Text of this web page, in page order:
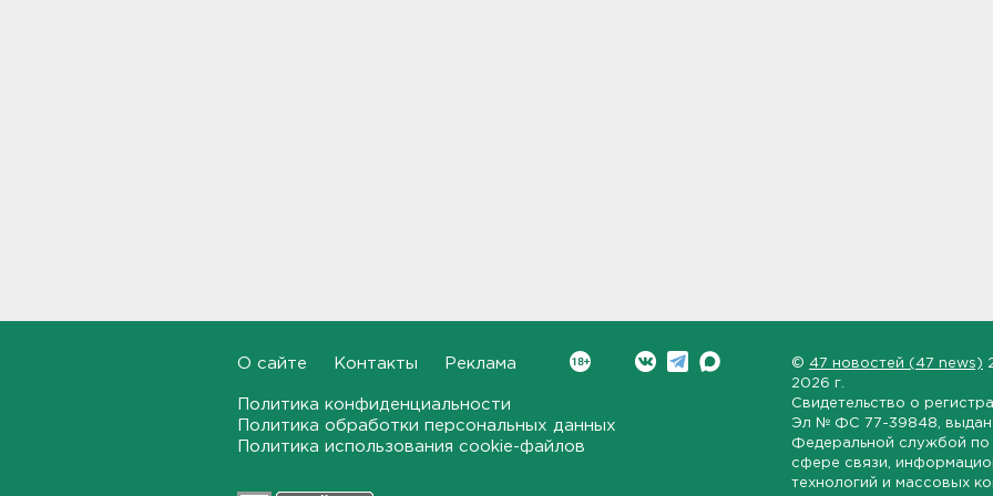
Больше десятка человек
О сайте Контакты Реклама
Политика конфиденциальности
Политика обработки персональных данных
Политика использования cookie-файлов
© 47 новостей (47 news)
2026 г.
Свидетельство о
Эл № ФС 77-39848 ,
Федеральной службой по
сфере связи,
технологий и массовых